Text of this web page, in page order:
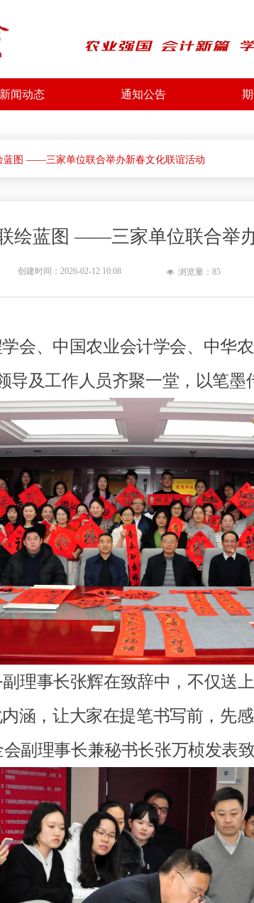
新闻动态 通知公告
蓝图 ——三家单位联合举办新春文化联谊活动
绘蓝图 ——三家单位联合举
会、中国农业会计学会、中华
及工作人员齐聚一堂，以笔墨
理事长张辉在致辞中，不仅送
涵，让大家在提笔书写前，先
副理事长兼秘书长张万桢发表
创建时间： 2026-02-12 10:08 넶 浏览量： 85